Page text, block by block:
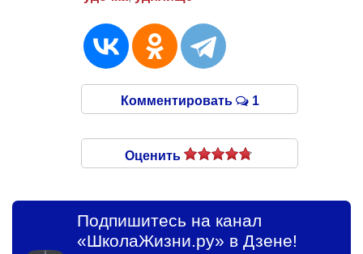
Комментировать 1
Оценить
Подпишитесь на канал
«ШколаЖизни.ру» в Дзене!